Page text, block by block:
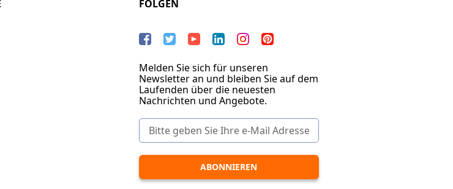
FOLGEN
Melden Sie sich für unseren
Newsletter an und bleiben Sie auf dem
Laufenden über die neuesten
Nachrichten und Angebote.